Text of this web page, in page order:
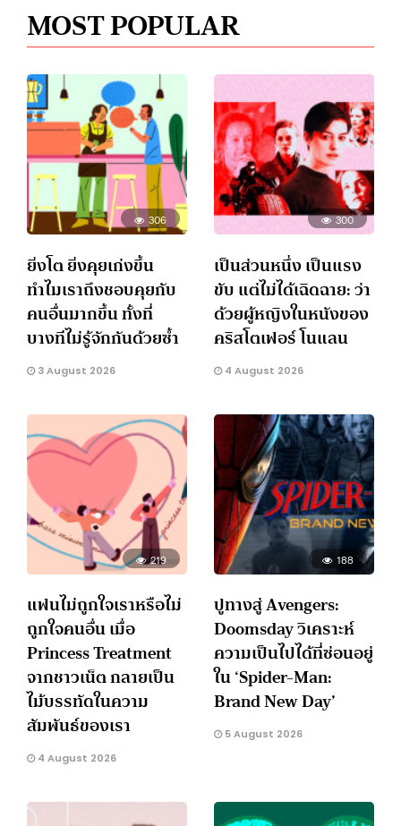
MOST POPULAR
306
ยิ่งโต ยิ่งคุยเก่งขึ้น
ทำไมเราถึงชอบคุยกับ
คนอื่นมากขึ้น ทั้งที่
บางทีไม่รู้จักกันด้วยซ้ำ
3 August 2026
300
เป็นส่วนหนึ่ง เป็นแรง
ขับ แต่ไม่ได้เฉิดฉาย: ว่า
ด้วยผู้หญิงในหนังของ
คริสโตเฟอร์ โนแลน
4 August 2026
219
แฟนไม่ถูกใจเราหรือไม่
ถูกใจคนอื่น เมื่อ
Princess Treatment
จากชาวเน็ต กลายเป็น
ไม้บรรทัดในความ
สัมพันธ์ของเรา
4 August 2026
188
ปูทางสู่ Avengers:
Doomsday วิเคราะห์
ความเป็นไปได้ที่ซ่อนอยู่
ใน ‘Spider-Man:
Brand New Day’
5 August 2026